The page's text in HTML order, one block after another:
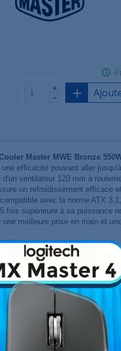
Master MWE Bronze
efficacité pouvant aller
d'un ventilateur 120 mm à
un refroidissement efficace
avec la norme ATX
fois supérieure à sa puissance
meilleure prise en main et
550 Watts
80 PLUS BRONZE